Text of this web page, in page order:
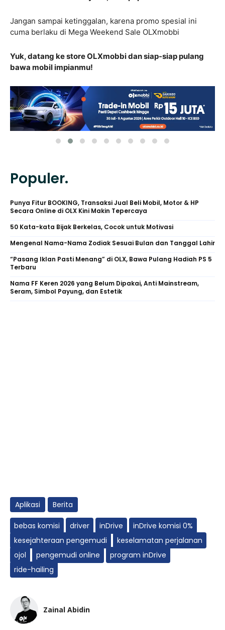
Jangan sampai ketinggalan, karena promo spesial ini
cuma berlaku di Mega Weekend Sale OLXmobbi
Yuk, datang ke store OLXmobbi dan siap-siap pulang
bawa mobil impianmu!
Populer.
Punya Fitur BOOKING, Transaksi Jual Beli Mobil, Motor & HP
Secara Online di OLX Kini Makin Tepercaya
50 Kata-kata Bijak Berkelas, Cocok untuk Motivasi
Mengenal Nama-Nama Zodiak Sesuai Bulan dan Tanggal Lahir
“Pasang Iklan Pasti Menang” di OLX, Bawa Pulang Hadiah PS 5
Terbaru
Nama FF Keren 2026 yang Belum Dipakai, Anti Mainstream,
Seram, Simbol Payung, dan Estetik
Aplikasi Berita
bebas komisi driver inDrive
inDrive komisi 0%
kesejahteraan pengemudi
keselamatan perjalanan
ojol
pengemudi online
program inDrive
ride-hailing
Zainal Abidin